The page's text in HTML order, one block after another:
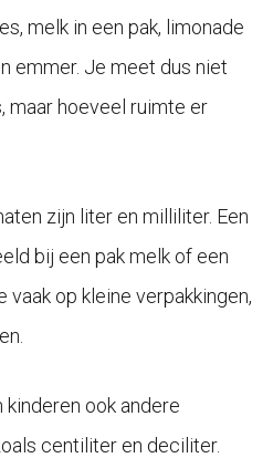
melk in een pak, limonade
emmer. Je meet dus niet
maar hoeveel ruimte er
zijn liter en milliliter. Een
bij een pak melk of een
op kleine verpakkingen,
ook andere
centiliter en deciliter.